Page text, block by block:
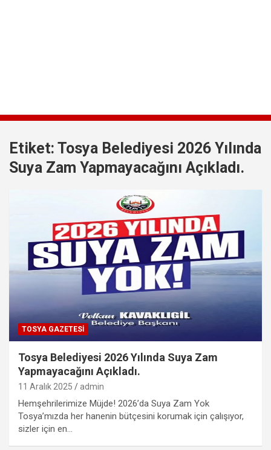
Etiket: Tosya Belediyesi 2026 Yılında
Suya Zam Yapmayacağını Açıkladı.
TOSYA GAZETESI
Tosya Belediyesi 2026 Yılında Suya Zam
Yapmayacağını Açıkladı.
11 Aralık 2025 admin
Hemşehrilerimize Müjde! 2026’da Suya Zam Yok
Tosya’mızda her hanenin bütçesini korumak için çalışıyor,
sizler için en…